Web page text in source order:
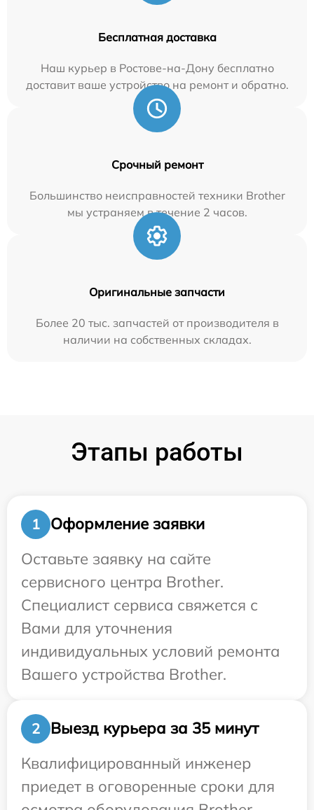
Бесплатная доставка
Наш курьер в Ростове-на-Дону бесплатно
доставит ваше устройство на ремонт и обратно.
Срочный ремонт
Большинство неисправностей техники Brother
мы устраняем в течение 2 часов.
Оригинальные запчасти
Более 20 тыс. запчастей от производителя в
наличии на собственных складах.
Этапы работы
1
Оформление заявки
Оставьте заявку на сайте
сервисного центра Brother.
Специалист сервиса свяжется с
Вами для уточнения
индивидуальных условий ремонта
Вашего устройства Brother.
2
Выезд курьера за 35 минут
Квалифицированный инженер
приедет в оговоренные сроки для